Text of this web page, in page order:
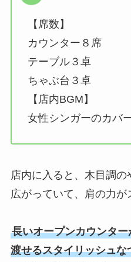
【席数】
カウンター８席
テーブル３卓
ちゃぶ台３卓
【店内BGM】
女性シンガーのカバー
店内に入ると、木目調の
広がっていて、肩の力が
長いオープンカウンタ
渡せるスタイリッシュな